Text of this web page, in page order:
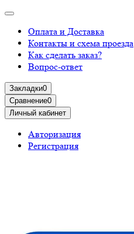
Оплата и Доставка
Контакты и схема проезда
Как сделать заказ?
Вопрос-ответ
Закладки0
Сравнение0
Личный кабинет
Авторизация
Регистрация